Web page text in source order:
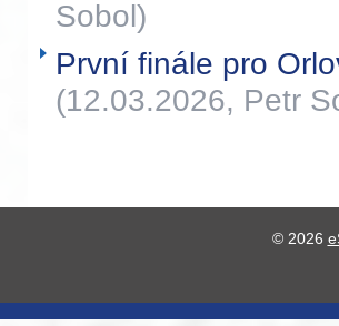
Sobol)
První finále pro
(12.03.2026, Petr
© 2026